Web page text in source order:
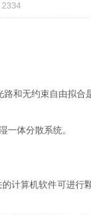
和无约束自由拟合
体分散系统。
算机软件可进行